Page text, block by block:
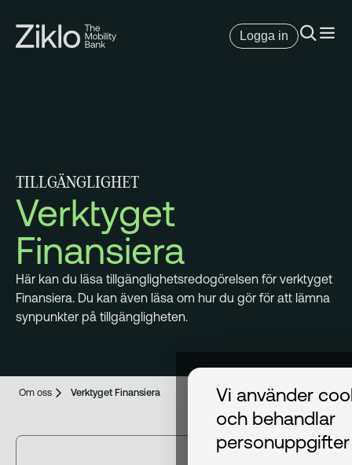
Logga in
TILLGÄNGLIGHET
Verktyget
Finansiera
Här kan du läsa tillgänglighetsredogörelsen för verktyget
Finansiera. Du kan även läsa om hur du gör för att lämna
synpunkter på tillgängligheten.
Om oss Verktyget Finansiera
Vi använder
och behandlar
personuppgifter